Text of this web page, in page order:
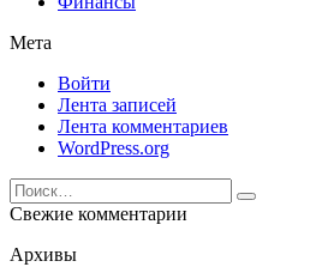
Мета
Войти
Лента записей
Лента комментариев
WordPress.org
Search
for:
Свежие комментарии
Архивы